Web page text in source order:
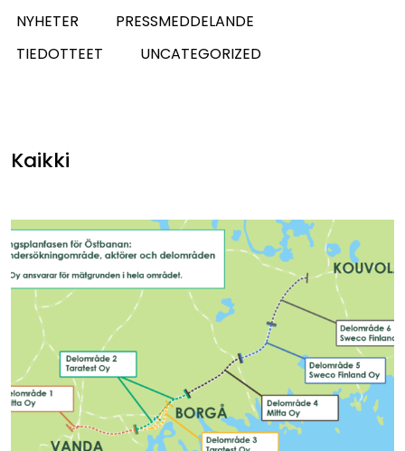
NYHETER
PRESSMEDDELANDE
TIEDOTTEET
UNCATEGORIZED
Kaikki